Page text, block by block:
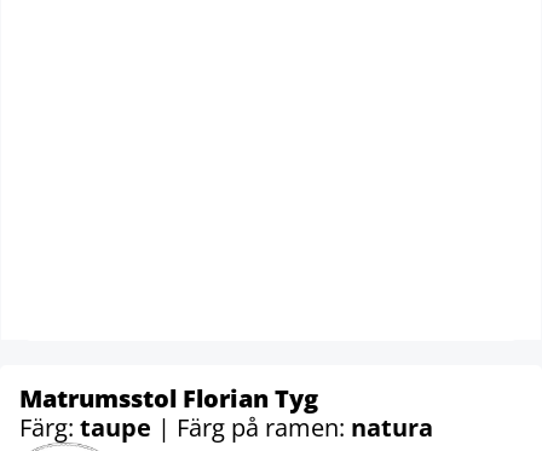
Matrumsstol Florian Tyg
Färg: taupe | Färg på ramen: natura